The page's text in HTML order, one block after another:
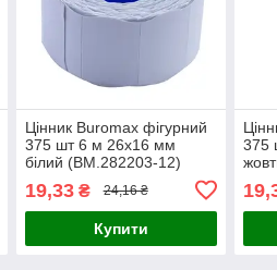
Цінник Buromax фігурний
375 шт 6 м 26x16 мм
білий (BM.282203-12)
19,33₴ 24,16 ₴
Купити
375